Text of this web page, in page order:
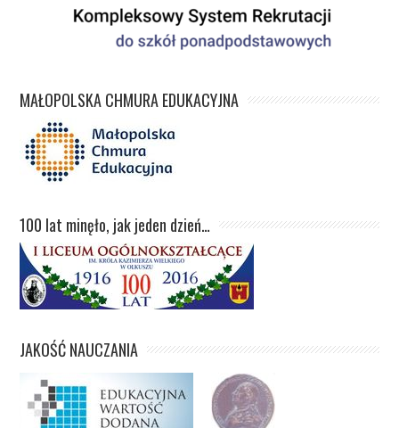
MAŁOPOLSKA CHMURA EDUKACYJNA
100 lat minęło, jak jeden dzień…
JAKOŚĆ NAUCZANIA